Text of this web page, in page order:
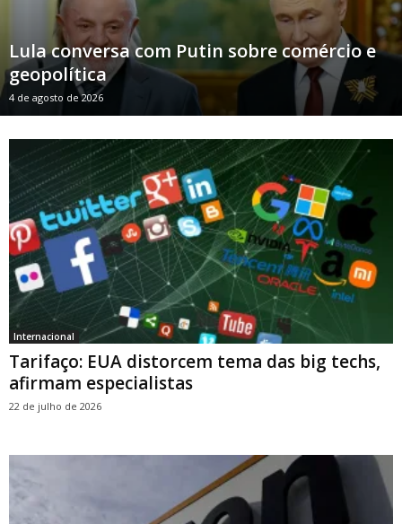
Lula conversa com Putin sobre comércio e
geopolítica
4 de agosto de 2026
Internacional
Tarifaço: EUA distorcem tema das big techs,
afirmam especialistas
22 de julho de 2026